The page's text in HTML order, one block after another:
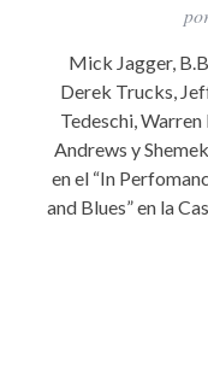
Mick Jagger,
Derek Trucks,
Tedeschi,
Andrews y
en el “In
and Blues” en la